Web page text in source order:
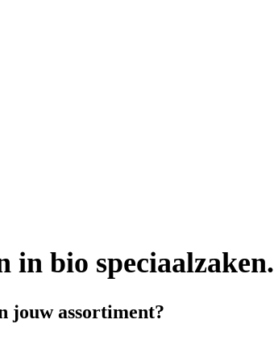
in bio speciaalzaken.
jouw assortiment?